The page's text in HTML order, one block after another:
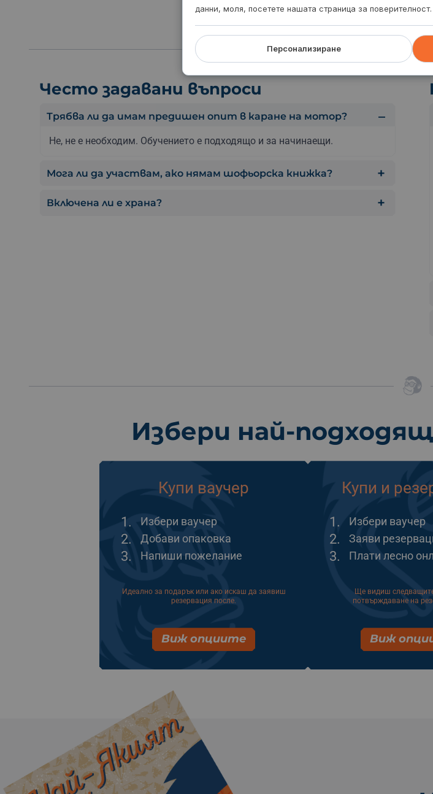
Често задавани въпроси
Трябва ли да имам предишен опит в каране на мотор?
Не, не е необходим. Обучението е подходящо и за начинаещи.
Мога ли да участвам, ако нямам шофьорска книжка?
Включена ли е храна?
Избери най-
Купи ваучер
1. Избери ваучер
2. Добави опаковка
3. Напиши пожелание
Идеално за подарък или ако искаш да заявиш
резервация после.
Виж опциите
Купи и
1. Избери ваучер
2. Заяви
3. Плати лесно
Ще видиш
потвърждаване на
Виж
данни, моля, посетете нашата страница за поверителност.
Персонализиране